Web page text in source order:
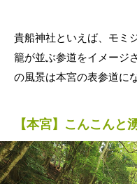
貴船神社といえば、モミ
籠が並ぶ参道をイメージ
の風景は本宮の表参道に
【本宮】こんこんと